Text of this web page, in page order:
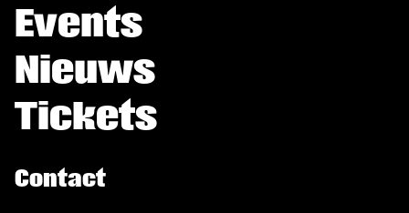
Events
Nieuws
Tickets
Contact